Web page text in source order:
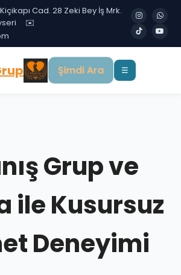
Cad. 28 Zeki Bey İş Mrk.
✉️
Şimdi Ara ☰
Grup ve
ile Kusursuz
Deneyimi